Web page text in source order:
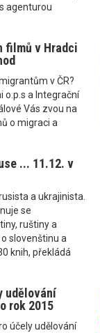
agenturou
filmů v Hradci
v ČR?
o.p.s a Integrační
Vás zvou na
o migraci a
... 11.12. v
a ukrajinista.
se
ruštiny a
slovenštinu a
knih, překládá
udělování
rok 2015
účely udělování